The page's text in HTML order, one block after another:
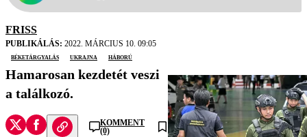
FRISS
PUBLIKÁLÁS: 2022. MÁRCIUS 10. 09:05
béketárgyalás
Ukrajna háború
Hamarosan kezdetét veszi
a találkozó.
KOMMENT
(0)